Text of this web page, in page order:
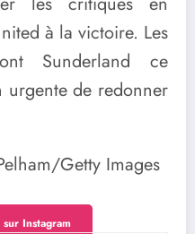
à la victoire. Les
Sunderland ce
urgente de redonner
Getty Images
Instagram